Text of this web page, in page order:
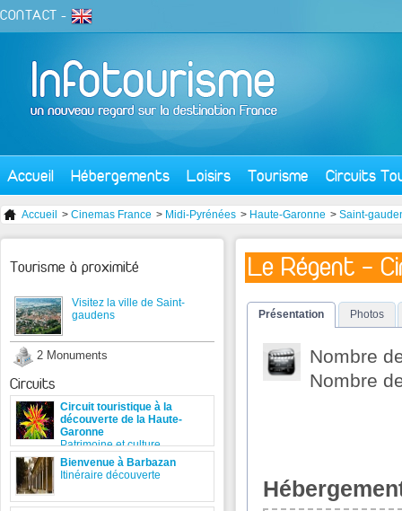
CONTACT -
Accueil Hébergements Loisirs Tourisme Circuits
Accueil > Cinemas France > Midi-Pyrénées > Haute-Garonne > Saint-
Le Régent -
Présentation Photos
Nombre
Nombre
Tourisme à proximité
Visitez la ville de Saint-
gaudens
2 Monuments
Circuits
Circuit touristique à la
découverte de la Haute-
Garonne
Patrimoine et culture
Bienvenue à Barbazan
Itinéraire découverte